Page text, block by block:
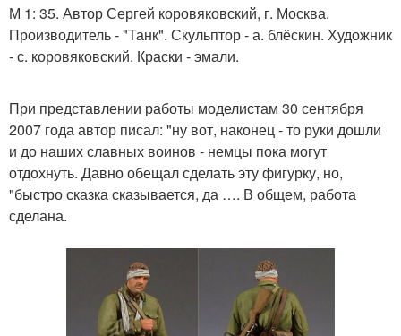
М 1: 35. Автор Сергей коровяковский, г. Москва.
Производитель - "Танк". Скульптор - а. блёскин. Художник
- с. коровяковский. Краски - эмали.
При представлении работы моделистам 30 сентября
2007 года автор писал: "ну вот, наконец - то руки дошли
и до наших славных воинов - немцы пока могут
отдохнуть. Давно обещал сделать эту фигурку, но,
"быстро сказка сказывается, да …. В общем, работа
сделана.